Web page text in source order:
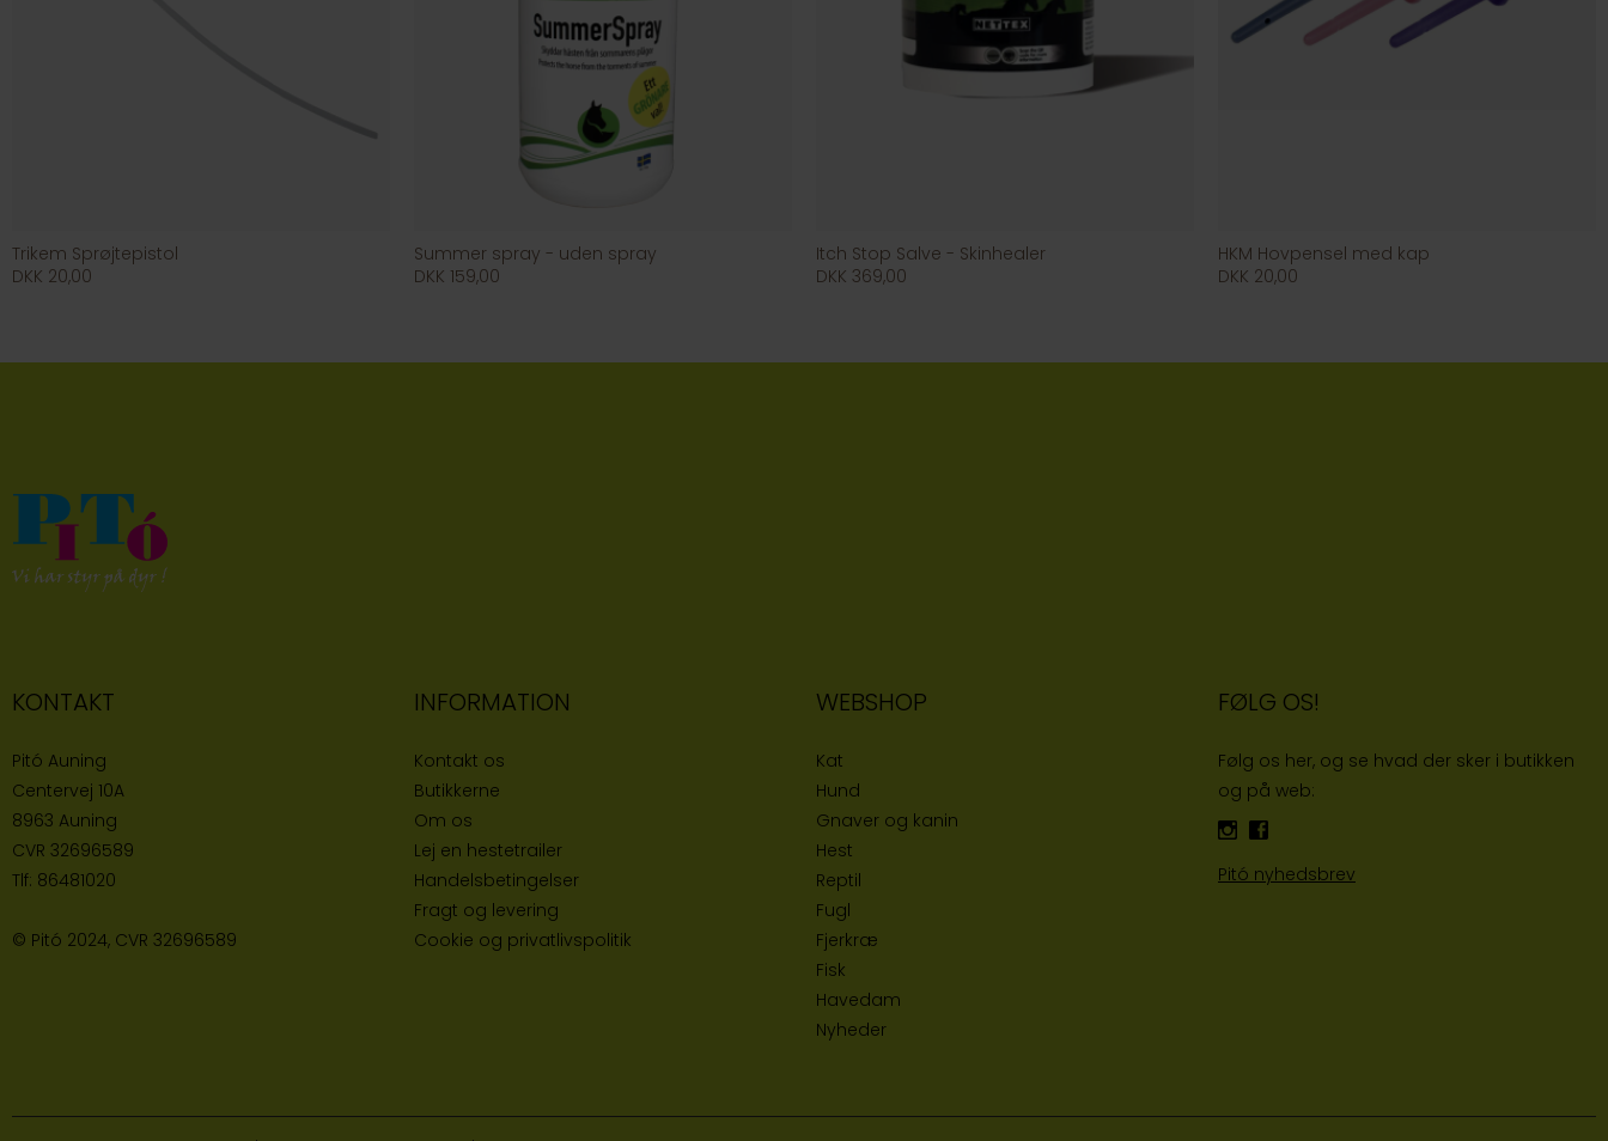
Trikem Sprøjtepistol
DKK 20,00
Summer spray - uden spray
DKK 159,00
Itch Stop Salve - Skinhealer
DKK 369,00
HKM Hovpensel med kap
DKK 20,00
KONTAKT
Pitó Auning
Centervej 10A
8963 Auning
CVR 32696589
Tlf: 86481020
© Pitó 2024, CVR 32696589
INFORMATION
Kontakt os
Butikkerne
Om os
Lej en hestetrailer
Handelsbetingelser
Fragt og levering
Cookie og privatlivspolitik
WEBSHOP
Kat
Hund
Gnaver og kanin
Hest
Reptil
Fugl
Fjerkræ
Fisk
Havedam
Nyheder
FØLG OS!
Følg os her, og se hvad der sker i butikken
og på web:
Pitó nyhedsbrev